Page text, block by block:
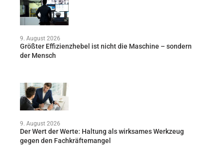
9. August 2026
Größter Effizienzhebel ist nicht die Maschine – sondern
der Mensch
9. August 2026
Der Wert der Werte: Haltung als wirksames Werkzeug
gegen den Fachkräftemangel